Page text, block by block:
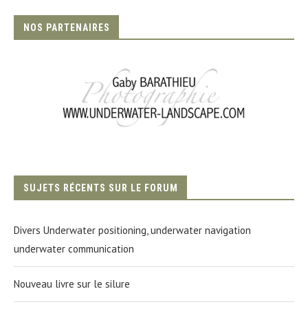
NOS PARTENAIRES
SUJETS RÉCENTS SUR LE FORUM
Divers Underwater positioning, underwater navigation
underwater communication
Nouveau livre sur le silure